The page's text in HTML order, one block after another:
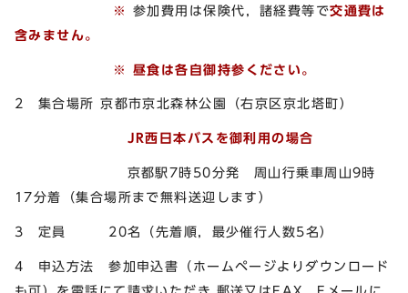
※ 参加費用は保険代，諸経費等で交通費は
含みません。
※ 昼食は各自御持参ください。
2 集合場所 京都市京北森林公園（右京区京北塔町）
JR西日本バスを御利用の場合
京都駅7時50分発 周山行乗車周山9時
17分着（集合場所まで無料送迎します）
3 定員 20名（先着順，最少催行人数5名）
4 申込方法 参加申込書（ホームページよりダウンロード